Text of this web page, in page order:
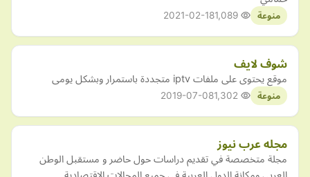
منوعة 2021-02-18
شوف لايف
موقع يحتوى على ملفات iptv متجددة باستمرار وبشكل يومى
منوعة 2019-07-08
مجله عرب نيوز
مجلة متخصصة في تقديم دراسات حول حاضر و مستقبل الوطن